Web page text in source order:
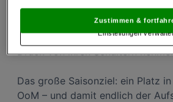
starken Leistungen in dieser
damit erstmals in ihrer
die Führung in der Order of
Druck von ihren Schultern
Das große Saisonziel: ein Platz
OoM – und damit endlich der
angemessenes Datenschutzniveau
das Risiko, dass Ihre Daten dem Zugriff durch US-
Überwachungszwecken unterliegen und dagegen
Rechtsbehelfe zur Verfügung stehen.
Mit Klick auf „Zustimmen & fortfahren“ willigen
von unseren Cookies und auch von
In den Einstellungen können Sie jederzeit Ihre
Einstellungen
Zustimmen &